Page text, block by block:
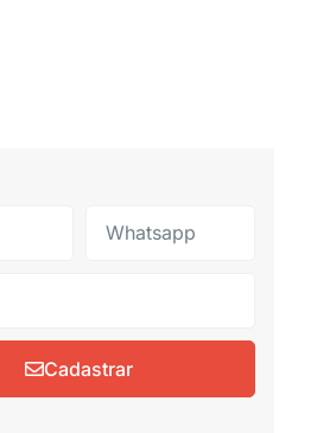
Cadastrar